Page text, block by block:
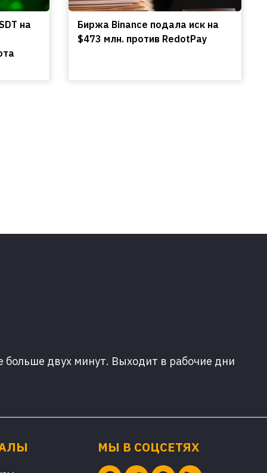
на
Биржа Binance подала иск на
$473 млн. против RedotPay
двух минут. Выходит в рабочие дни
МЫ В СОЦСЕТЯХ